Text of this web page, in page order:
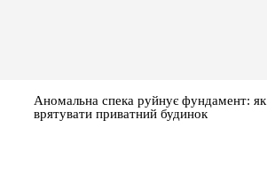
Аномальна спека руйнує фундамент: як
врятувати приватний будинок